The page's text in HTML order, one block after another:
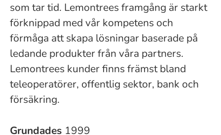
som tar tid. Lemontrees framgång är starkt
förknippad med vår kompetens och
förmåga att skapa lösningar baserade på
ledande produkter från våra partners.
Lemontrees kunder finns främst bland
teleoperatörer, offentlig sektor, bank och
försäkring.
Grundades 1999